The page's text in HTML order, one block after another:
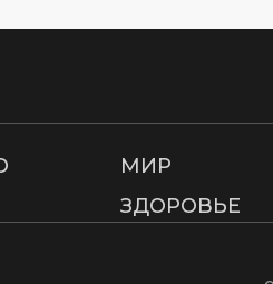
МИР
ЗДОРОВЬЕ